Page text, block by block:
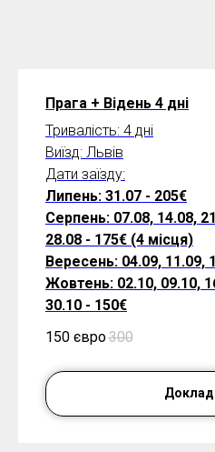
Прага + Відень 4 дні
Тривалість: 4 дні
Виїзд: Львів
Дати заїзду:
Липень: 31.07 - 205€
Серпень: 07.08, 14.08,
28.08 - 175€ (4 місця)
Вересень: 04.09, 11.09,
Жовтень: 02.10, 09.10,
30.10 - 150€
150 євро300